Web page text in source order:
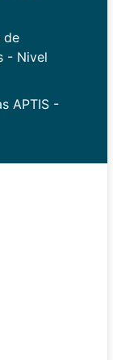
de
- Nivel
APTIS -